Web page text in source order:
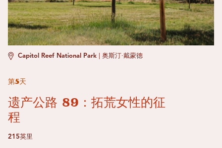
Capitol Reef National Park 奥斯汀·戴蒙德
第5天
遗产公路 89：拓荒女性的征
程
215英里